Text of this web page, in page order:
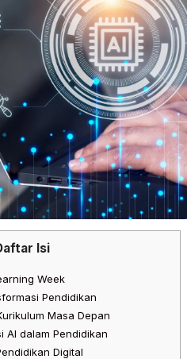
Isi
Week
Pendidikan
Masa Depan
AI dalam Pendidikan
Digital